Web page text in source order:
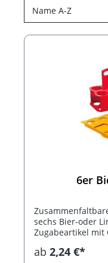
6er
sechs Bier-oder
Zugabeartikel mit
ab 2,24 €*